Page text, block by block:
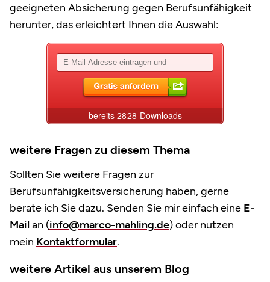
geeigneten Absicherung gegen Berufsunfähigkeit
herunter, das erleichtert Ihnen die Auswahl:
weitere Fragen zu diesem Thema
Sollten Sie weitere Fragen zur
Berufsunfähigkeitsversicherung haben, gerne
berate ich Sie dazu. Senden Sie mir einfach eine E-
Mailan (info@marco-mahling.de) oder nutzen
mein Kontaktformular.
weitere Artikel aus unserem Blog